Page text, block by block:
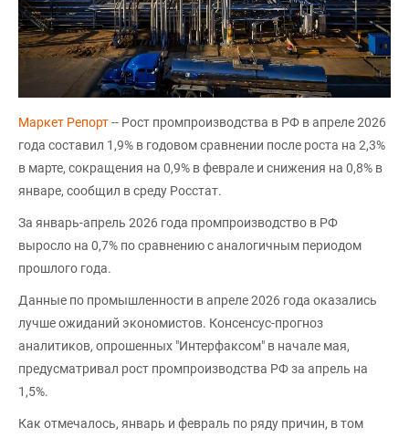
Маркет Репорт-- Рост промпроизводства в РФ в апреле 2026
года составил 1,9% в годовом сравнении после роста на 2,3%
в марте, сокращения на 0,9% в феврале и снижения на 0,8% в
январе, сообщил в среду Росстат.
За январь-апрель 2026 года промпроизводство в РФ
выросло на 0,7% по сравнению с аналогичным периодом
прошлого года.
Данные по промышленности в апреле 2026 года оказались
лучше ожиданий экономистов. Консенсус-прогноз
аналитиков, опрошенных "Интерфаксом" в начале мая,
предусматривал рост промпроизводства РФ за апрель на
1,5%.
Как отмечалось, январь и февраль по ряду причин, в том